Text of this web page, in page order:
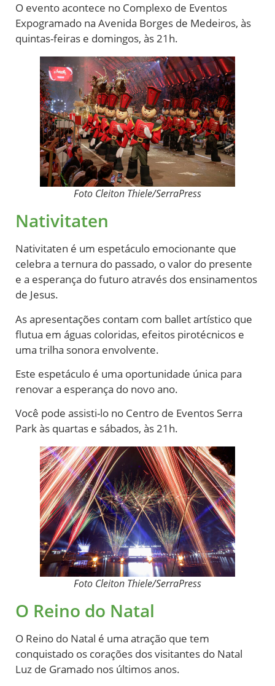
O evento acontece no Complexo de Eventos
Expogramado na Avenida Borges de Medeiros, às
quintas-feiras e domingos, às 21h.
Foto Cleiton Thiele/SerraPress
Nativitaten
Nativitaten é um espetáculo emocionante que
celebra a ternura do passado, o valor do presente
e a esperança do futuro através dos ensinamentos
de Jesus.
As apresentações contam com ballet artístico que
flutua em águas coloridas, efeitos pirotécnicos e
uma trilha sonora envolvente.
Este espetáculo é uma oportunidade única para
renovar a esperança do novo ano.
Você pode assisti-lo no Centro de Eventos Serra
Park às quartas e sábados, às 21h.
Foto Cleiton Thiele/SerraPress
O Reino do Natal
O Reino do Natal é uma atração que tem
conquistado os corações dos visitantes do Natal
Luz de Gramado nos últimos anos.